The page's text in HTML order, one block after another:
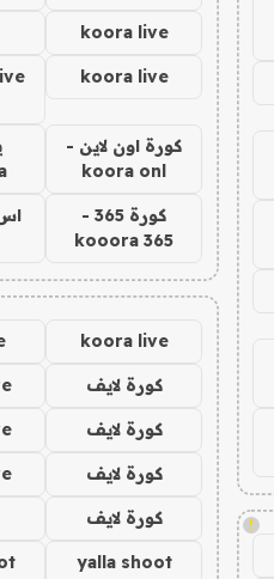
!
koora live
koora live
كورة اون لاين -
koora onl
كورة 365 -
kooora 365
koora live
كورة لايف
كورة لايف
كورة لايف
كورة لايف
yalla shoot